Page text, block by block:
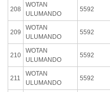
208
WOTAN
ULUMANDO
5592
209
WOTAN
ULUMANDO
5592
210
WOTAN
ULUMANDO
5592
211
WOTAN
ULUMANDO
5592